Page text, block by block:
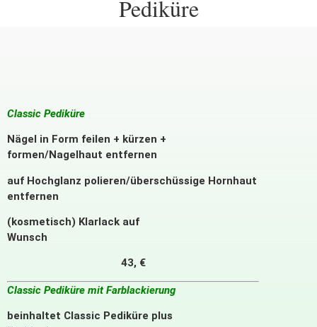
Pediküre
Classic Pediküre
Nägel in Form feilen + kürzen +
formen/Nagelhaut entfernen
auf Hochglanz polieren/überschüssige Hornhaut
entfernen
(kosmetisch) Klarlack auf
Wunsch
43, €
Classic Pediküre mit Farblackierung
beinhaltet Classic Pediküre plus